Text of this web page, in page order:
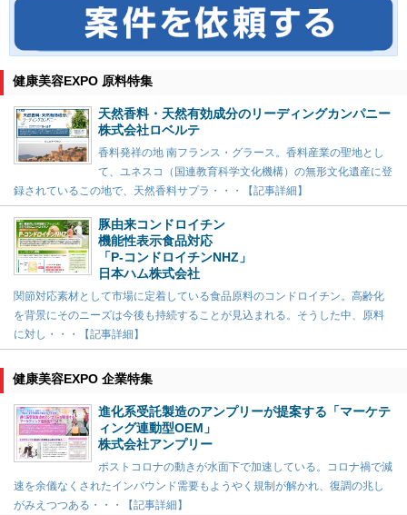
健康美容EXPO 原料特集
天然香料・天然有効成分のリーディングカンパニー
株式会社ロベルテ
香料発祥の地 南フランス・グラース。香料産業の聖地とし
て、ユネスコ（国連教育科学文化機構）の無形文化遺産に登
録されているこの地で、天然香料サプラ・・・【記事詳細】
豚由来コンドロイチン
機能性表示食品対応
「P-コンドロイチンNHZ」
日本ハム株式会社
関節対応素材として市場に定着している食品原料のコンドロイチン。高齢化
を背景にそのニーズは今後も持続することが見込まれる。そうした中、原料
に対し・・・【記事詳細】
健康美容EXPO 企業特集
進化系受託製造のアンプリーが提案する「マーケテ
ィング連動型OEM」
株式会社アンプリー
ポストコロナの動きが水面下で加速している。コロナ禍で減
速を余儀なくされたインバウンド需要もようやく規制が解かれ、復調の兆し
がみえつつある・・・【記事詳細】